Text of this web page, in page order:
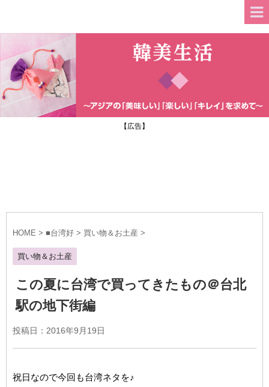
【広告】
HOME > ■台湾好 > 買い物＆お土産 >
買い物＆お土産
この夏に台湾で買ってきたもの＠台北
駅の地下街編
投稿日：2016年9月19日
祝日なので今回も台湾ネタを♪